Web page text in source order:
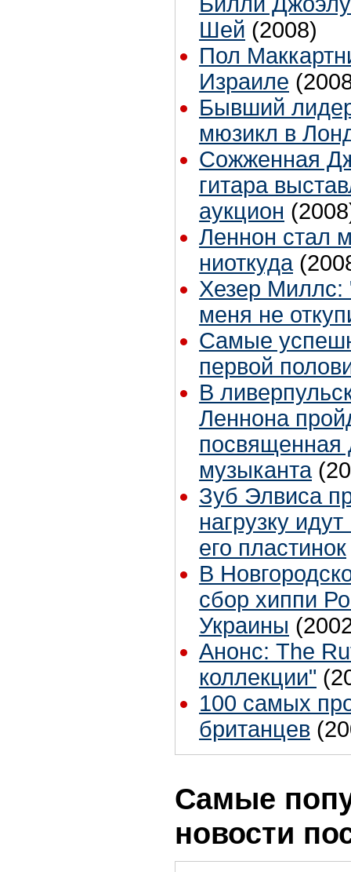
Шей (2008)
Пол
Израиле
Бывший
мюзикл в
Сожженная
гитара
аукцион
Леннон стал
ниоткуда
Хезер Миллс:
меня не
Самые
первой
В
Леннона
посвященная
музыканта
Зуб Элвиса
нагрузку
его пластинок
В
сбор хиппи
Украины
Анонс: The
коллекции"
100 самых
британцев
Самые
новости